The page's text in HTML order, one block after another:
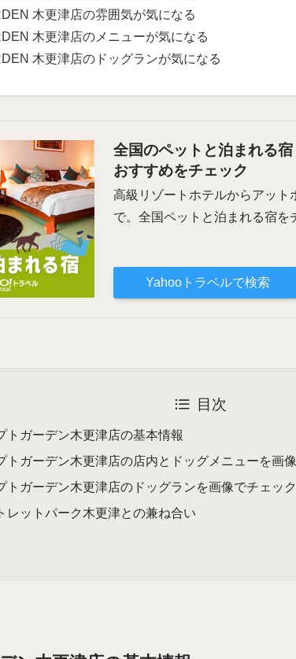
木更津店の雰囲気が気になる
木更津店のメニューが気になる
木更津店のドッグランが気になる
全国のペットと泊まれる
おすすめをチェック
高級リゾートホテルからアット
で。全国ペットと泊まれる宿を
Yahooトラベルで検索
目次
トガーデン木更津店の基本情報
トガーデン木更津店の店内とドッグメニューを画
トガーデン木更津店のドッグランを画像でチェック
レットパーク木更津との兼ね合い